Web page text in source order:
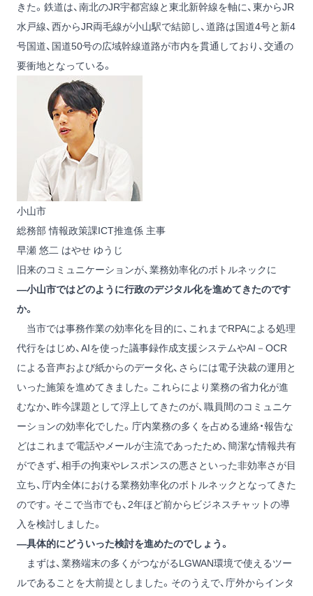
きた。鉄道は、南北のJR宇都宮線と東北新幹線を軸に、東からJR
水戸線、西からJR両毛線が小山駅で結節し、道路は国道4号と新4
号国道、国道50号の広域幹線道路が市内を貫通しており、交通の
要衝地となっている。
小山市
総務部 情報政策課ICT推進係 主事
早瀬 悠二 はやせ ゆうじ
旧来のコミュニケーションが、業務効率化のボトルネックに
―小山市ではどのように行政のデジタル化を進めてきたのです
か。
当市では事務作業の効率化を目的に、これまでRPAによる処理
代行をはじめ、AIを使った議事録作成支援システムやAI－OCR
による音声および紙からのデータ化、さらには電子決裁の運用と
いった施策を進めてきました。これらにより業務の省力化が進
むなか、昨今課題として浮上してきたのが、職員間のコミュニケ
ーションの効率化でした。庁内業務の多くを占める連絡・報告な
どはこれまで電話やメールが主流であったため、簡潔な情報共有
ができず、相手の拘束やレスポンスの悪さといった非効率さが目
立ち、庁内全体における業務効率化のボトルネックとなってきた
のです。そこで当市でも、2年ほど前からビジネスチャットの導
入を検討しました。
―具体的にどういった検討を進めたのでしょう。
まずは、業務端末の多くがつながるLGWAN環境で使えるツー
ルであることを大前提としました。そのうえで、庁外からインタ